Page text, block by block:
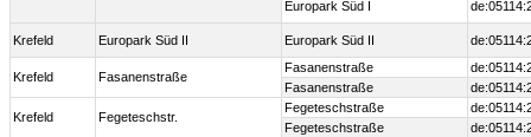
Europark Süd I
Krefeld Europark Süd II Europark Süd II
Krefeld Fasanenstraße
Fasanenstraße
Fasanenstraße
Krefeld Fegeteschstr.
Fegeteschstraße
Fegeteschstraße